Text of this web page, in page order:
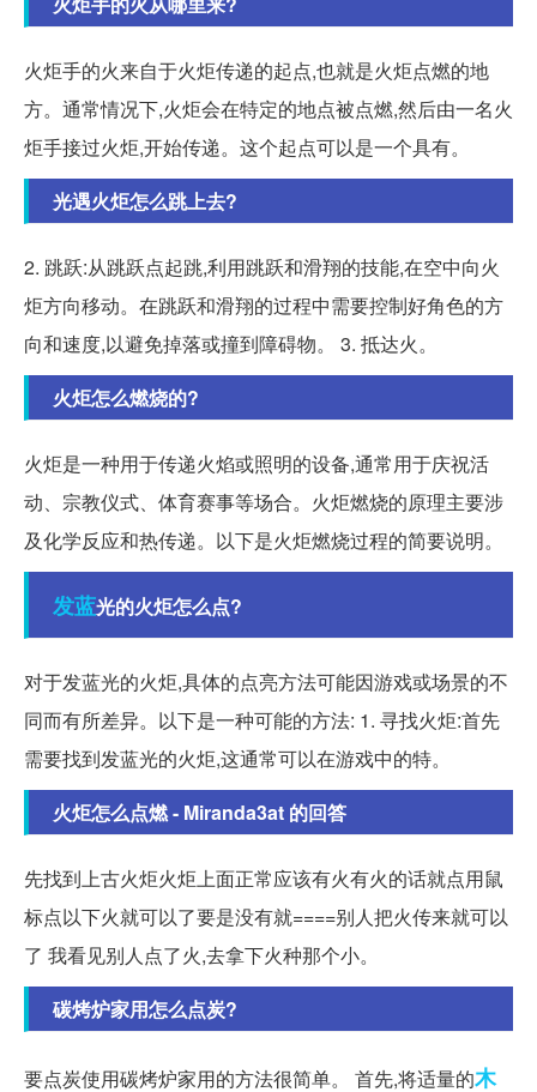
火炬手的火来自于火炬传递的起点,也就是火炬点燃的地
方。通常情况下,火炬会在特定的地点被点燃,然后由一名火
炬手接过火炬,开始传递。这个起点可以是一个具有。
光遇火炬怎么跳上去?
2. 跳跃:从跳跃点起跳,利用跳跃和滑翔的技能,在空中向火
炬方向移动。在跳跃和滑翔的过程中需要控制好角色的方
向和速度,以避免掉落或撞到障碍物。 3. 抵达火。
火炬怎么燃烧的?
火炬是一种用于传递火焰或照明的设备,通常用于庆祝活
动、宗教仪式、体育赛事等场合。火炬燃烧的原理主要涉
及化学反应和热传递。以下是火炬燃烧过程的简要说明。
发蓝光的火炬怎么点?
对于发蓝光的火炬,具体的点亮方法可能因游戏或场景的不
同而有所差异。以下是一种可能的方法: 1. 寻找火炬:首先
需要找到发蓝光的火炬,这通常可以在游戏中的特。
火炬怎么点燃 - Miranda3at 的回答
先找到上古火炬火炬上面正常应该有火有火的话就点用鼠
标点以下火就可以了要是没有就====别人把火传来就可以
了 我看见别人点了火,去拿下火种那个小。
碳烤炉家用怎么点炭?
要点炭使用碳烤炉家用的方法很简单。 首先,将适量的木